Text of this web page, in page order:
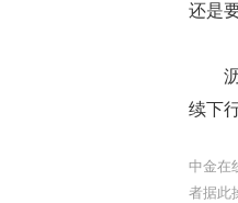
还是
沥青
续下
中金在
者据此